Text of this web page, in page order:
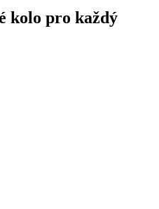
kolo pro každý